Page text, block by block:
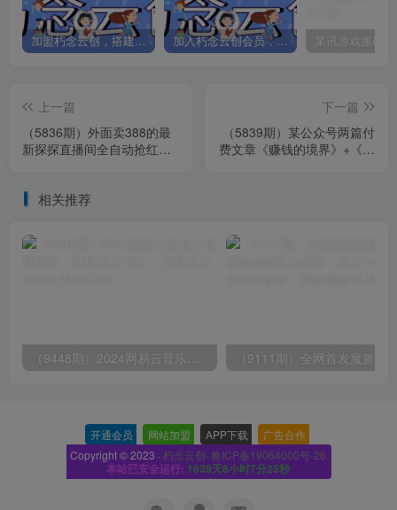
加盟朽念云创，搭建同款项目资源站，实现日入2000+ 加入朽念云创会员，全站资源免费学习。
上一篇
（5836期）外面卖388的最
新探探直播间全自动抢红包
下一篇
（5839期）某公众号两篇付
费文章《赚钱的境界》+《流
相关推荐
开通会员 网站加盟 APP下载 广告合作
Copyright © 2023 · 朽念云创· 鲁ICP备19064000号-26
本站已安全运行: 1639天8小时7分26秒